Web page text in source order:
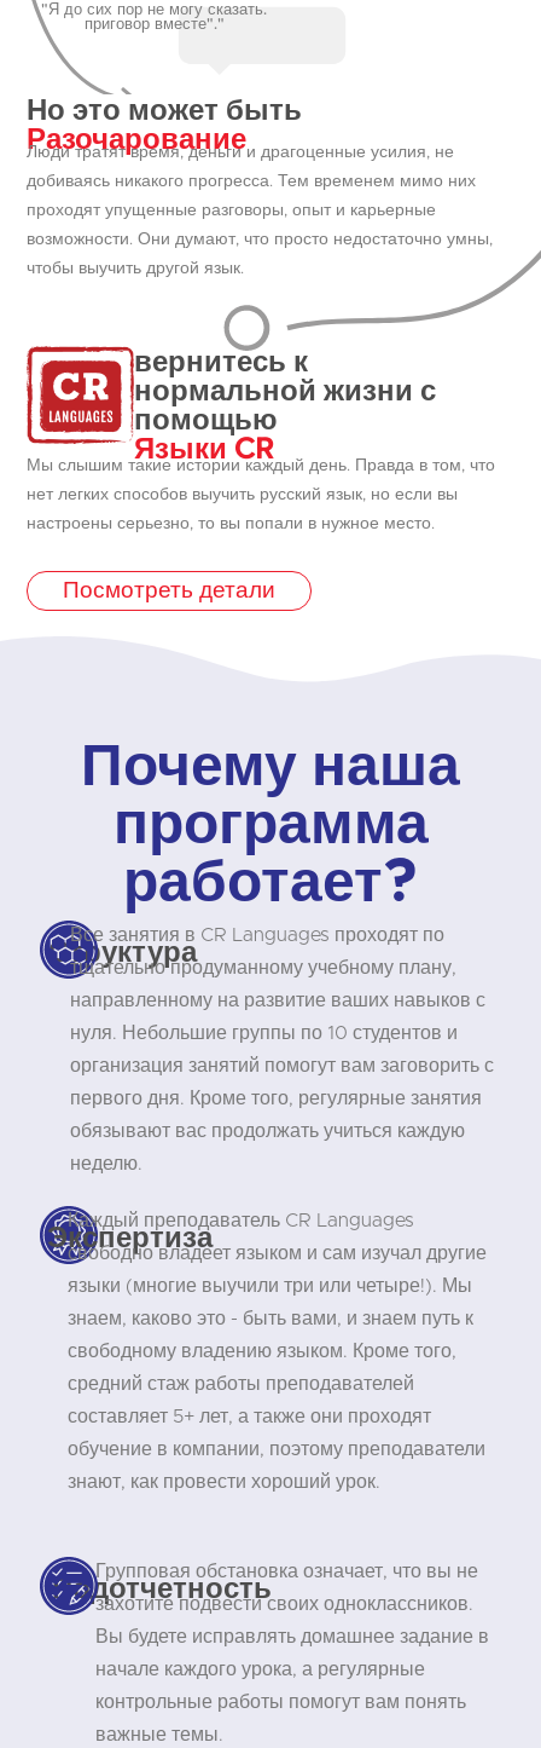
"Я до сих пор не могу сказать.
приговор вместе"."
Но это может быть
Разочарование
Люди тратят время, деньги и драгоценные усилия, не
добиваясь никакого прогресса. Тем временем мимо них
проходят упущенные разговоры, опыт и карьерные
возможности. Они думают, что просто недостаточно умны,
чтобы выучить другой язык.
вернитесь к
нормальной жизни с
помощью
Языки CR
Мы слышим такие истории каждый день. Правда в том, что
нет легких способов выучить русский язык, но если вы
настроены серьезно, то вы попали в нужное место.
Посмотреть детали
Почему наша
программа
работает?
Структура
Все занятия в CR Languages проходят по
тщательно продуманному учебному плану,
направленному на развитие ваших навыков с
нуля. Небольшие группы по 10 студентов и
организация занятий помогут вам заговорить с
первого дня. Кроме того, регулярные занятия
обязывают вас продолжать учиться каждую
неделю.
Экспертиза
Каждый преподаватель CR Languages
свободно владеет языком и сам изучал другие
языки (многие выучили три или четыре!). Мы
знаем, каково это - быть вами, и знаем путь к
свободному владению языком. Кроме того,
средний стаж работы преподавателей
составляет 5+ лет, а также они проходят
обучение в компании, поэтому преподаватели
знают, как провести хороший урок.
Подотчетность
Групповая обстановка означает, что вы не
захотите подвести своих одноклассников.
Вы будете исправлять домашнее задание в
начале каждого урока, а регулярные
контрольные работы помогут вам понять
важные темы.